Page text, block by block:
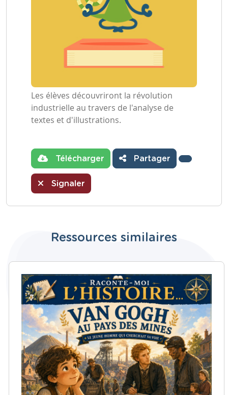
Les élèves découvriront la révolution
industrielle au travers de l'analyse de
textes et d'illustrations.
Télécharger Partager
Signaler
Ressources similaires